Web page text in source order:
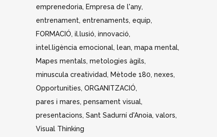
emprenedoria Empresa de l'any
entrenament entrenaments equip
FORMACIÓ il.lusió innovació
intel.ligència emocional lean mapa mental
Mapes mentals metologies àgils
minuscula creatividad
Mètode 180 nexes
Opportunities ORGANITZACIÓ
pares i mares pensament visual
presentacions Sant Sadurní d'Anoia valors
Visual Thinking